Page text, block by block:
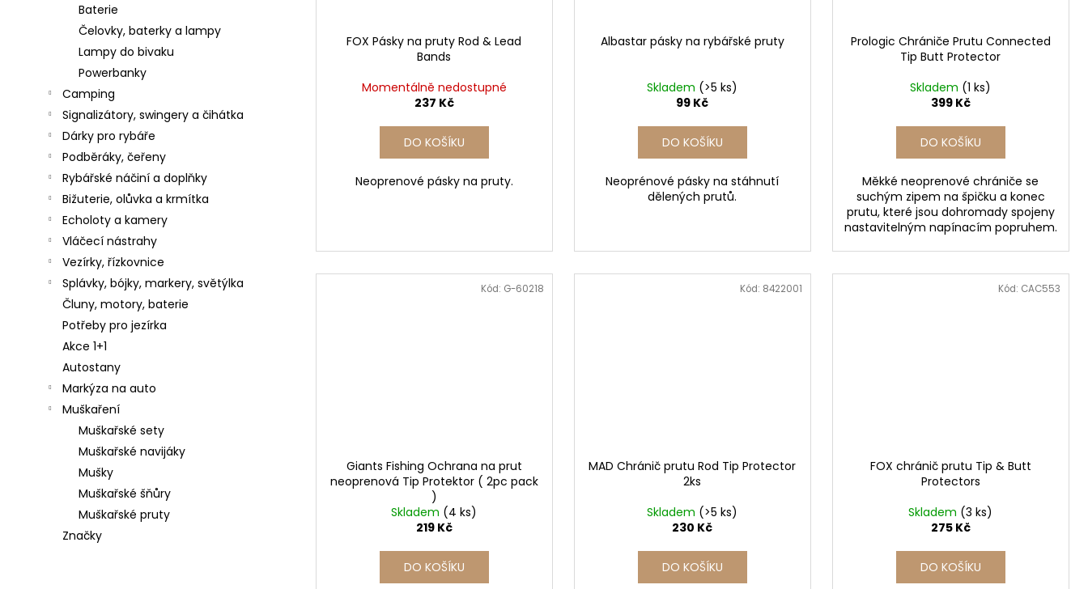
Baterie
Čelovky, baterky a lampy
Lampy do bivaku
Powerbanky
Camping
Signalizátory, swingery a čihátka
Dárky pro rybáře
Podběráky, čeřeny
Rybářské náčiní a doplňky
Bižuterie, olůvka a krmítka
Echoloty a kamery
Vláčecí nástrahy
Vezírky, řízkovnice
Splávky, bójky, markery, světýlka
Čluny, motory, baterie
Potřeby pro jezírka
Akce 1+1
Autostany
Markýza na auto
Muškaření
Muškařské sety
Muškařské navijáky
Mušky
Muškařské šňůry
Muškařské pruty
Značky
FOX Pásky na pruty Rod & Lead
Bands
Momentálně nedostupné
237 Kč
DO KOŠÍKU
Neoprenové pásky na pruty.
Albastar pásky na rybářské pruty
Skladem (>5 ks)
99 Kč
DO KOŠÍKU
Neoprénové pásky na stáhnutí
dělených prutů.
Prologic Chrániče Prutu Connected
Tip Butt Protector
Skladem (1 ks)
399 Kč
DO KOŠÍKU
Měkké neoprenové chrániče se
suchým zipem na špičku a konec
prutu, které jsou dohromady spojeny
nastavitelným napínacím popruhem.
Giants Fishing Ochrana na prut
neoprenová Tip Protektor ( 2pc pack
)
Skladem (4 ks)
219 Kč
DO KOŠÍKU
Kód: G-60218
MAD Chránič prutu Rod Tip Protector
2ks
Skladem (>5 ks)
230 Kč
DO KOŠÍKU
Kód: 8422001
FOX chránič prutu Tip & Butt
Protectors
Skladem (3 ks)
275 Kč
DO KOŠÍKU
Kód: CAC553
Následující
4
Kč
KAMATSU
KAPROVÝ
NÁVAZEC
PRO
CARP
LEADER
KAYO
HEAVY
CARP
25CM
25LBS
59
Kč
SAVAGE
GEAR
100%
SOFT
FLUOROCARBON
0,17MM
-
0,49MM
50M
199
Kč